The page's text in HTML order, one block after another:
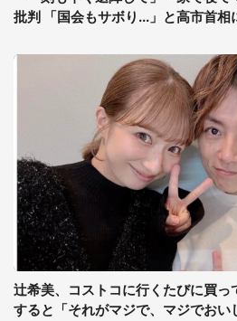
批判 「国会もサボり...」と高市首相
辻希美、コストコに行くたびに買っ
すると「それがマジで、マジでおい